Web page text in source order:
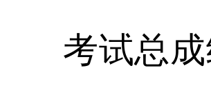
考试总成